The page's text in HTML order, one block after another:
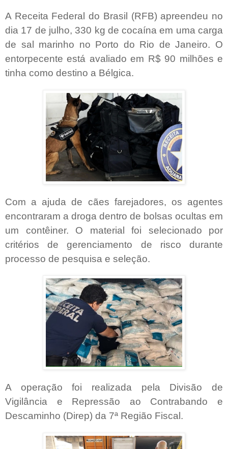
A Receita Federal do Brasil (RFB) apreendeu no
dia 17 de julho, 330 kg de cocaína em uma carga
de sal marinho no Porto do Rio de Janeiro. O
entorpecente está avaliado em R$ 90 milhões e
tinha como destino a Bélgica.
Com a ajuda de cães farejadores, os agentes
encontraram a droga dentro de bolsas ocultas em
um contêiner. O material foi selecionado por
critérios de gerenciamento de risco durante
processo de pesquisa e seleção.
A operação foi realizada pela Divisão de
Vigilância e Repressão ao Contrabando e
Descaminho (Direp) da 7ª Região Fiscal.